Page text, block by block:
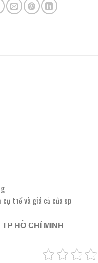
thể và giá cả của sp
HỒ CHÍ MINH